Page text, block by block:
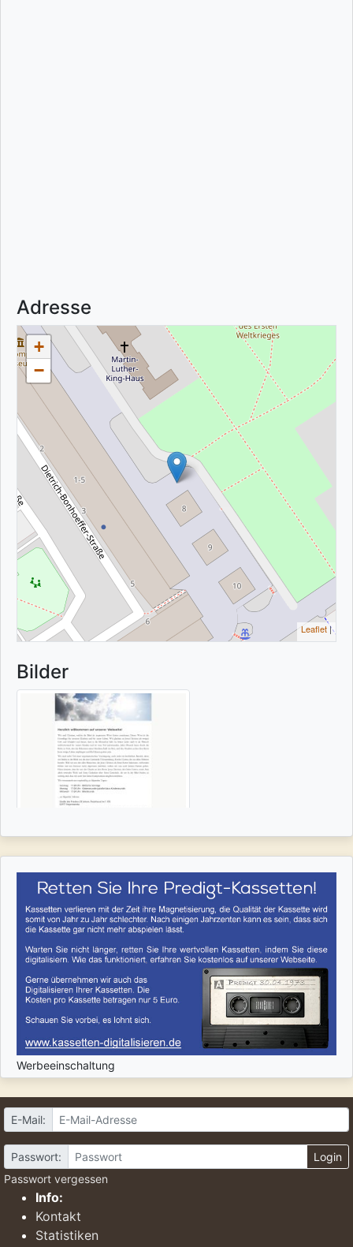
Adresse
+
−
Leaflet|
Bilder
Werbeeinschaltung
E-Mail:
Passwort:
Login
Passwort vergessen
Info:
Kontakt
Statistiken